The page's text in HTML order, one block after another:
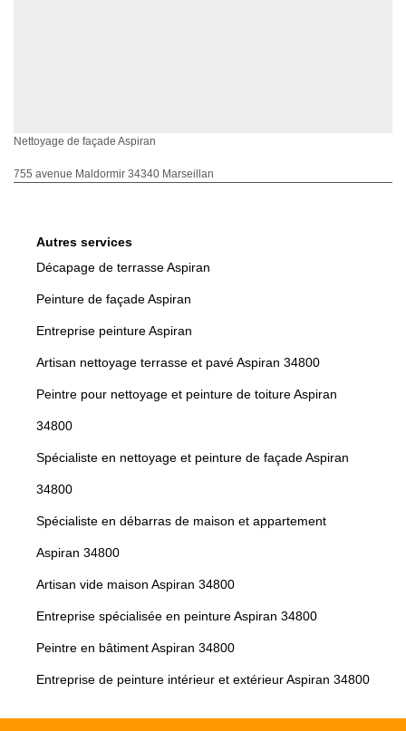
Nettoyage de façade Aspiran
755 avenue Maldormir 34340 Marseillan
Autres services
Décapage de terrasse Aspiran
Peinture de façade Aspiran
Entreprise peinture Aspiran
Artisan nettoyage terrasse et pavé Aspiran 34800
Peintre pour nettoyage et peinture de toiture Aspiran
34800
Spécialiste en nettoyage et peinture de façade Aspiran
34800
Spécialiste en débarras de maison et appartement
Aspiran 34800
Artisan vide maison Aspiran 34800
Entreprise spécialisée en peinture Aspiran 34800
Peintre en bâtiment Aspiran 34800
Entreprise de peinture intérieur et extérieur Aspiran 34800